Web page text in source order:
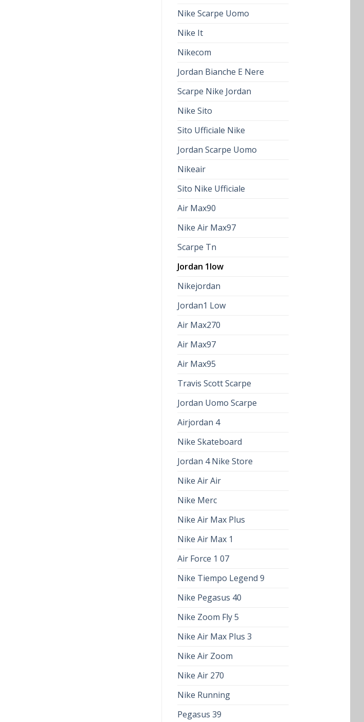
Nike Scarpe Uomo
Nike It
Nikecom
Jordan Bianche E Nere
Scarpe Nike Jordan
Nike Sito
Sito Ufficiale Nike
Jordan Scarpe Uomo
Nikeair
Sito Nike Ufficiale
Air Max90
Nike Air Max97
Scarpe Tn
Jordan 1low
Nikejordan
Jordan1 Low
Air Max270
Air Max97
Air Max95
Travis Scott Scarpe
Jordan Uomo Scarpe
Airjordan 4
Nike Skateboard
Jordan 4 Nike Store
Nike Air Air
Nike Merc
Nike Air Max Plus
Nike Air Max 1
Air Force 1 07
Nike Tiempo Legend 9
Nike Pegasus 40
Nike Zoom Fly 5
Nike Air Max Plus 3
Nike Air Zoom
Nike Air 270
Nike Running
Pegasus 39